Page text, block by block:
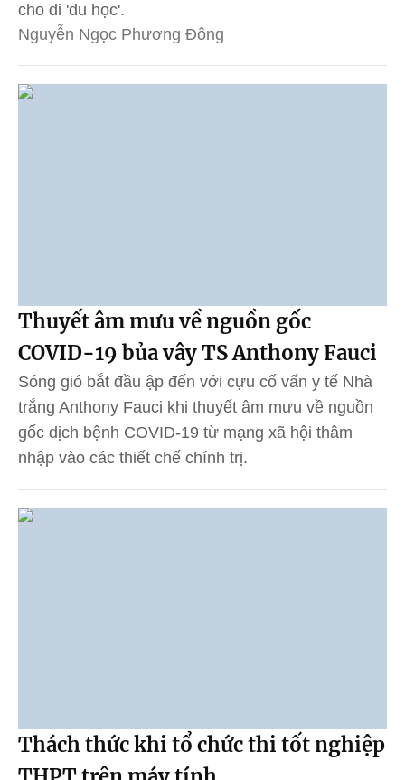
cho đi 'du học'.
Nguyễn Ngọc Phương Đông
Thuyết âm mưu về nguồn gốc
COVID-19 bủa vây TS Anthony Fauci
Sóng gió bắt đầu ập đến với cựu cố vấn y tế Nhà
trắng Anthony Fauci khi thuyết âm mưu về nguồn
gốc dịch bệnh COVID-19 từ mạng xã hội thâm
nhập vào các thiết chế chính trị.
Thách thức khi tổ chức thi tốt nghiệp